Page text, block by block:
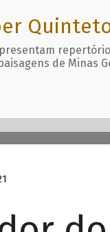
repertório
de Minas